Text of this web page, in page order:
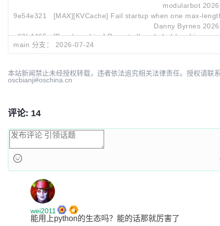
modularbot
9e54e321
[MAX][KVCache] Fail startup when one max-
Danny Byrnes
a62b4465
[Benchmarking] Report all-excluded-by-skip runs
main 分支： 2026-07-24
本站新闻禁止未经授权转载，违者依法追究相关法律责任。授权请联
oscbianji#oschina.cn
评论: 14
wei2011
能用上python的生态吗？能的话那就厉害了